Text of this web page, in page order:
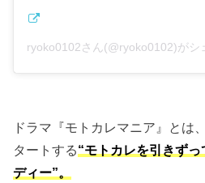
ryoko0102さん(@ryoko0102)がシ
ドラマ『モトカレマニア』とは
タートする“モトカレを引きず
ディー”。